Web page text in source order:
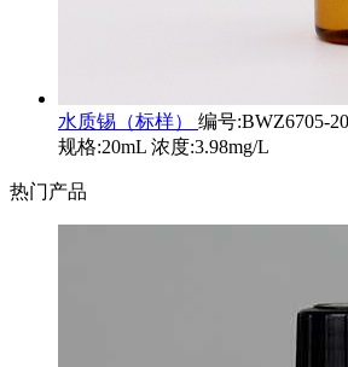
水质锡（标样） 编号:BWZ6705-
规格:20mL 浓度:3.98mg/L
热门产品